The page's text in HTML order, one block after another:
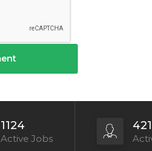
1124
Active Jobs
421